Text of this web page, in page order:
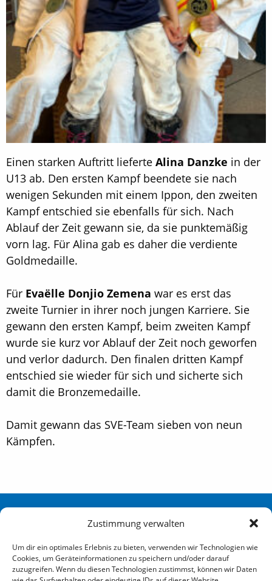
Zustimmung verwalten
Um dir ein optimales Erlebnis zu bieten, verwenden wir Technologien wie
Cookies, um Geräteinformationen zu speichern und/oder darauf
zuzugreifen. Wenn du diesen Technologien zustimmst, können wir Daten
Einen starken Auftritt lieferte Alina Danzke in der
U13 ab. Den ersten Kampf beendete sie nach
wenigen Sekunden mit einem Ippon, den zweiten
Kampf entschied sie ebenfalls für sich. Nach
Ablauf der Zeit gewann sie, da sie punktemäßig
vorn lag. Für Alina gab es daher die verdiente
Goldmedaille.
Für Evaëlle Donjio Zemena war es erst das
zweite Turnier in ihrer noch jungen Karriere. Sie
gewann den ersten Kampf, beim zweiten Kampf
wurde sie kurz vor Ablauf der Zeit noch geworfen
und verlor dadurch. Den finalen dritten Kampf
entschied sie wieder für sich und sicherte sich
damit die Bronzemedaille.
Damit gewann das SVE-Team sieben von neun
Kämpfen.
Sportverein Eidelstedt Hamburg von 1880 e. V.
Redingskamp 25 22523 Hamburg
040 / 570 007-0